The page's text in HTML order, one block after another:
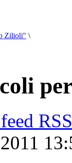
Zilioli" \
RSS